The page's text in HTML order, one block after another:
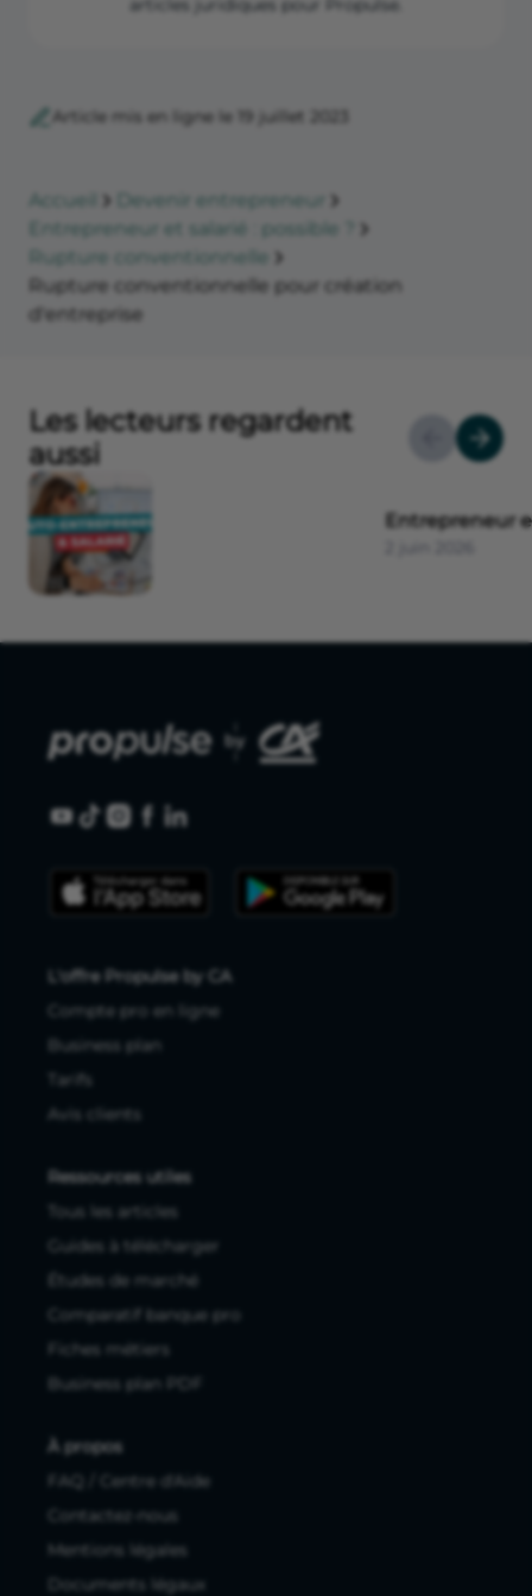
articles juridiques pour Propulse.
Article mis en ligne le 19 juillet 2023
Accueil
Devenir entrepreneur
Entrepreneur et salarié : possible ?
Rupture conventionnelle
Rupture conventionnelle pour création
d'entreprise
Les lecteurs regardent
aussi
Entrepreneur
L'offre Propulse by CA
Compte pro en ligne
Business plan
Tarifs
Avis clients
Ressources utiles
Tous les articles
Guides à télécharger
Études de marché
Comparatif banque pro
Fiches métiers
Business plan PDF
À propos
FAQ / Centre d'Aide
Contactez-nous
Mentions légales
Documents légaux